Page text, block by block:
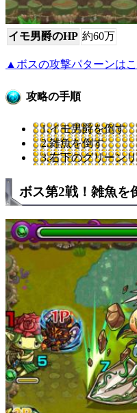
イモ男爵のHP 約60万
▲ボスの攻撃パターンは
攻略の手順
1.イモ男爵を倒す
2.雑魚を倒す
3.右下のグリーン
ボス第2戦！雑魚を